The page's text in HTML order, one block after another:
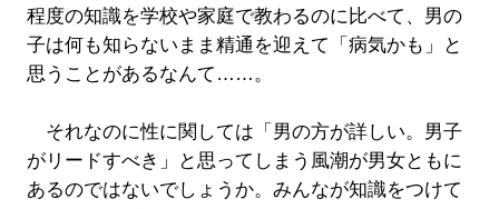
程度の知識を学校や家庭で教わるのに比べて、男の
子は何も知らないまま精通を迎えて「病気かも」と
思うことがあるなんて……。
それなのに性に関しては「男の方が詳しい。男子
がリードすべき」と思ってしまう風潮が男女ともに
あるのではないでしょうか。みんなが知識をつけて